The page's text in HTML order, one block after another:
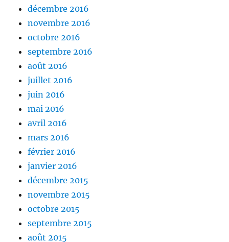
décembre 2016
novembre 2016
octobre 2016
septembre 2016
août 2016
juillet 2016
juin 2016
mai 2016
avril 2016
mars 2016
février 2016
janvier 2016
décembre 2015
novembre 2015
octobre 2015
septembre 2015
août 2015